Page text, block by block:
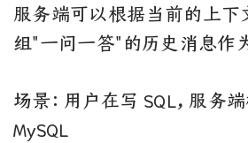
服务端可以根据当前的上下
组"一问一答"的历史消息作
场景：用户在写 SQL，服务
MySQL